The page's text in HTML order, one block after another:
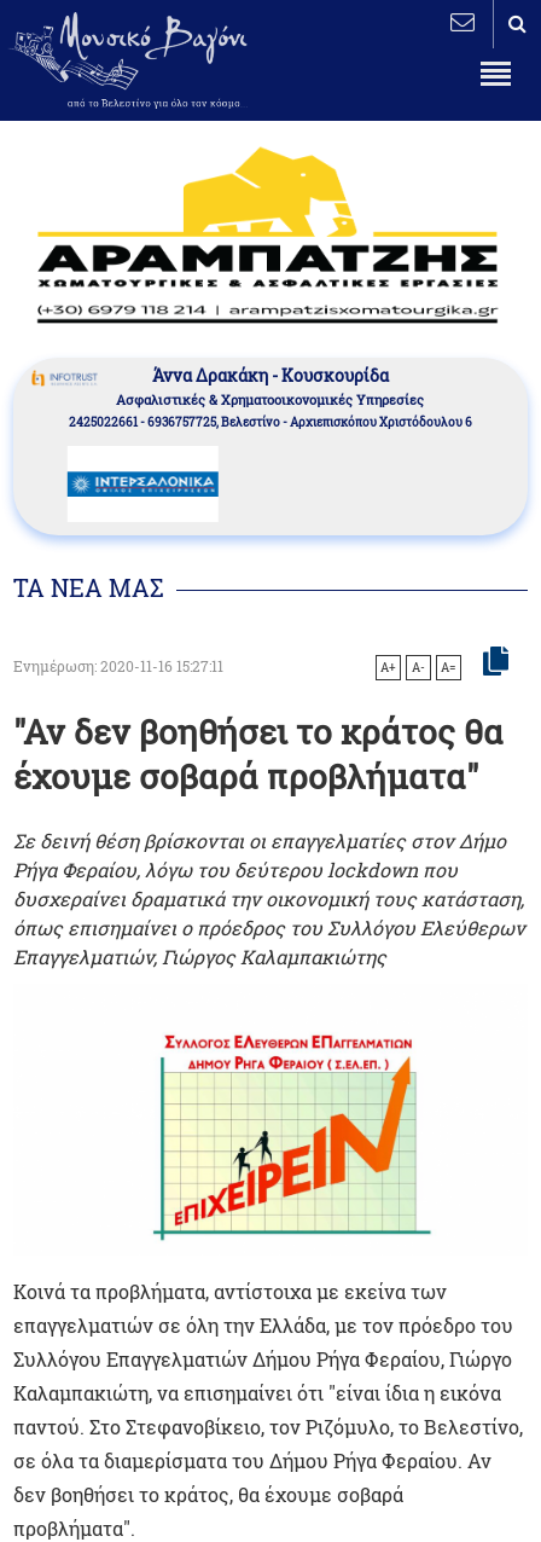
Άννα Δρακάκη - Κουσκουρίδα
Aσφαλιστικές & Χρηματοοικονομικές Υπηρεσίες
2425022661 - 6936757725, Βελεστίνο - Αρχιεπισκόπου Χριστόδουλου 6
ΤΑ ΝΕΑ ΜΑΣ
Ενημέρωση: 2020-11-16 15:27:11 A+ A- A=
"Αν δεν βοηθήσει το κράτος θα
έχουμε σοβαρά προβλήματα"
Σε δεινή θέση βρίσκονται οι επαγγελματίες στον Δήμο
Ρήγα Φεραίου, λόγω του δεύτερου lockdown που
δυσχεραίνει δραματικά την οικονομική τους κατάσταση,
όπως επισημαίνει ο πρόεδρος του Συλλόγου Ελεύθερων
Επαγγελματιών, Γιώργος Καλαμπακιώτης
Κοινά τα προβλήματα, αντίστοιχα με εκείνα των
επαγγελματιών σε όλη την Ελλάδα, με τον πρόεδρο του
Συλλόγου Επαγγελματιών Δήμου Ρήγα Φεραίου, Γιώργο
Καλαμπακιώτη, να επισημαίνει ότι "είναι ίδια η εικόνα
παντού. Στο Στεφανοβίκειο, τον Ριζόμυλο, το Βελεστίνο,
σε όλα τα διαμερίσματα του Δήμου Ρήγα Φεραίου. Αν
δεν βοηθήσει το κράτος, θα έχουμε σοβαρά
προβλήματα".